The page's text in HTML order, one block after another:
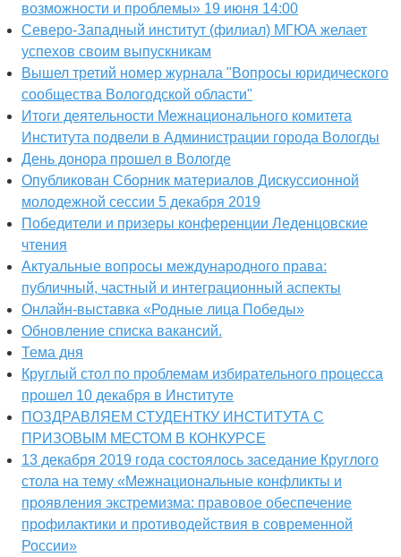
возможности и проблемы» 19 июня 14:00
Северо-Западный институт (филиал) МГЮА желает
успехов своим выпускникам
Вышел третий номер журнала "Вопросы юридического
сообщества Вологодской области"
Итоги деятельности Межнационального комитета
Института подвели в Администрации города Вологды
День донора прошел в Вологде
Опубликован Сборник материалов Дискуссионной
молодежной сессии 5 декабря 2019
Победители и призеры конференции Леденцовские
чтения
Актуальные вопросы международного права:
публичный, частный и интеграционный аспекты
Онлайн-выставка «Родные лица Победы»
Обновление списка вакансий.
Тема дня
Круглый стол по проблемам избирательного процесса
прошел 10 декабря в Институте
ПОЗДРАВЛЯЕМ СТУДЕНТКУ ИНСТИТУТА С
ПРИЗОВЫМ МЕСТОМ В КОНКУРСЕ
13 декабря 2019 года состоялось заседание Круглого
стола на тему «Межнациональные конфликты и
проявления экстремизма: правовое обеспечение
профилактики и противодействия в современной
России»